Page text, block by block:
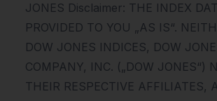
JONES Disclaimer: THE INDEX
PROVIDED TO YOU „AS IS“.
DOW JONES INDICES, DOW
COMPANY, INC. („DOW JONES“)
THEIR RESPECTIVE AFFILIATES,